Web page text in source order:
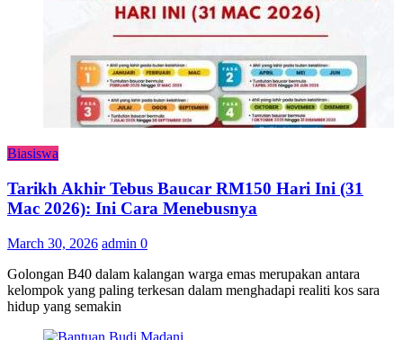
Biasiswa
Tarikh Akhir Tebus Baucar RM150 Hari Ini (31
Mac 2026): Ini Cara Menebusnya
March 30, 2026 admin 0
Golongan B40 dalam kalangan warga emas merupakan antara
kelompok yang paling terkesan dalam menghadapi realiti kos sara
hidup yang semakin